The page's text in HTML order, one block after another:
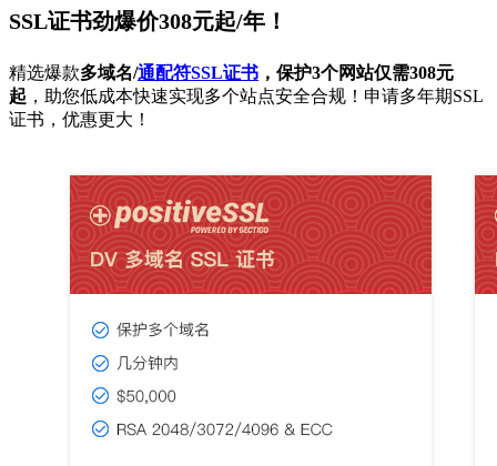
SSL证书劲爆价308元起/年！
精选爆款多域名/通配符SSL证书 ，保护3个网站仅需308元
起 ，助您低成本快速实现多个站点安全合规！申请多年期SSL
证书，优惠更大！